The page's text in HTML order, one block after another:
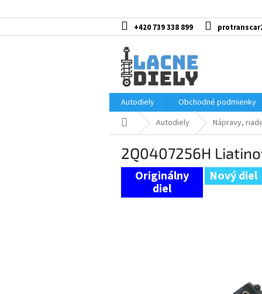
na
+420 739 338 899
Autodiely
Obchodné podmienky
DomovAutodiely Nápravy,
2Q0407256H
Nový diel